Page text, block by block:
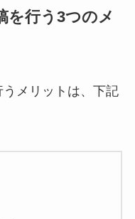
を行う3つのメ
メリットは、下記